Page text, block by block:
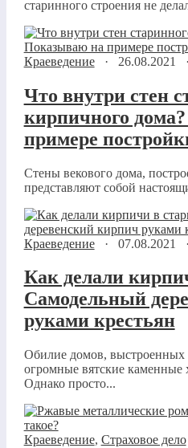
старинного строения не
Краеведение· 26.08.2021
Что внутри стен
кирпичного
примере
Стены векового дома,
представляют собой
Краеведение· 07.08.2021
Как делали
Самодельный
руками крестьян
Обилие домов, выстроенных
огромные вятские каменные
Однако просто...
Краеведение, Страховое дело